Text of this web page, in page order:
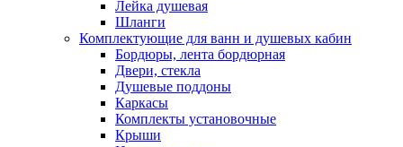
Лейка душевая
Шланги
Комплектующие для ванн и душевых кабин
Бордюры, лента бордюрная
Двери, стекла
Душевые поддоны
Каркасы
Комплекты установочные
Крыши